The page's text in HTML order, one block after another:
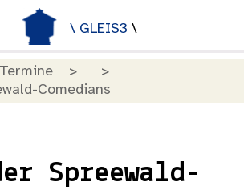
\ GLEIS3\
Termine
Comedians
Spreewald-